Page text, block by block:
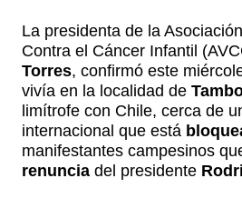
La presidenta de la
Contra el Cáncer Infantil
Torres, confirmó este
vivía en la localidad de
limítrofe con Chile, cerca de
internacional que está
manifestantes campesinos
renuncia del presidente